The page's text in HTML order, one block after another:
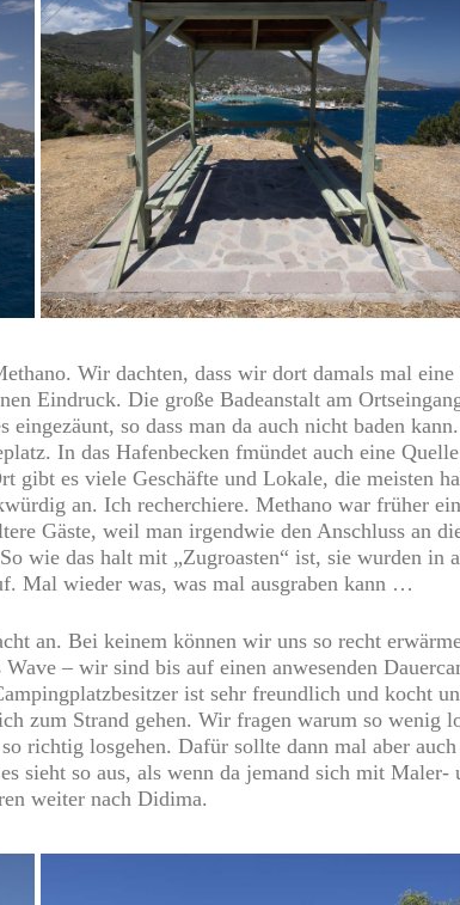
Wir dachten, dass wir dort damals mal
Eindruck. Die große Badeanstalt am
eingezäunt, so dass man da auch nicht baden
In das Hafenbecken fmündet auch eine
gibt es viele Geschäfte und Lokale, die meisten
an. Ich recherchiere. Methano war früher
Gäste, weil man irgendwie den Anschluss an
wie das halt mit „Zugroasten“ ist, sie wurden in
Mal wieder was, was mal ausgraben kann …
an. Bei keinem können wir uns so recht
– wir sind bis auf einen anwesenden
ist sehr freundlich und kocht
zum Strand gehen. Wir fragen warum so wenig
richtig losgehen. Dafür sollte dann mal aber
sieht so aus, als wenn da jemand sich mit
weiter nach Didima.